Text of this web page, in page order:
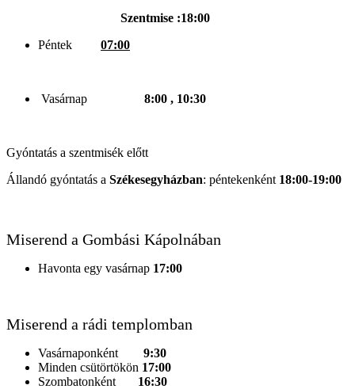
Szentmise :18:00
Péntek
07:00
Vasárnap 8:00 , 10:30
Gyóntatás a szentmisék előtt
Állandó gyóntatás a Székesegyházban: péntekenként 18:00-19:00
Miserend a Gombási Kápolnában
Havonta egy vasárnap 17:00
Miserend a rádi templomban
Vasárnaponként 9:30
Minden csütörtökön 17:00
Szombatonként 16:30